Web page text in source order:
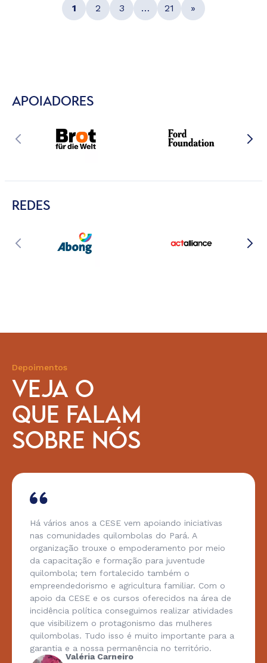
1 2 3 … 21 »
APOIADORES
REDES
Depoimentos
VEJA O
QUE FALAM
SOBRE NÓS
Há vários anos a CESE vem apoiando iniciativas
nas comunidades quilombolas do Pará. A
organização trouxe o empoderamento por meio
da capacitação e formação para juventude
quilombola; tem fortalecido também o
empreendedorismo e agricultura familiar. Com o
apoio da CESE e os cursos oferecidos na área de
incidência política conseguimos realizar atividades
que visibilizem o protagonismo das mulheres
quilombolas. Tudo isso é muito importante para a
garantia e a nossa permanência no território.
Valéria Carneiro